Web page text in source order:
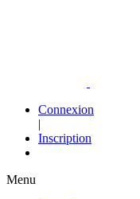
Connexion
|
Inscription
Menu